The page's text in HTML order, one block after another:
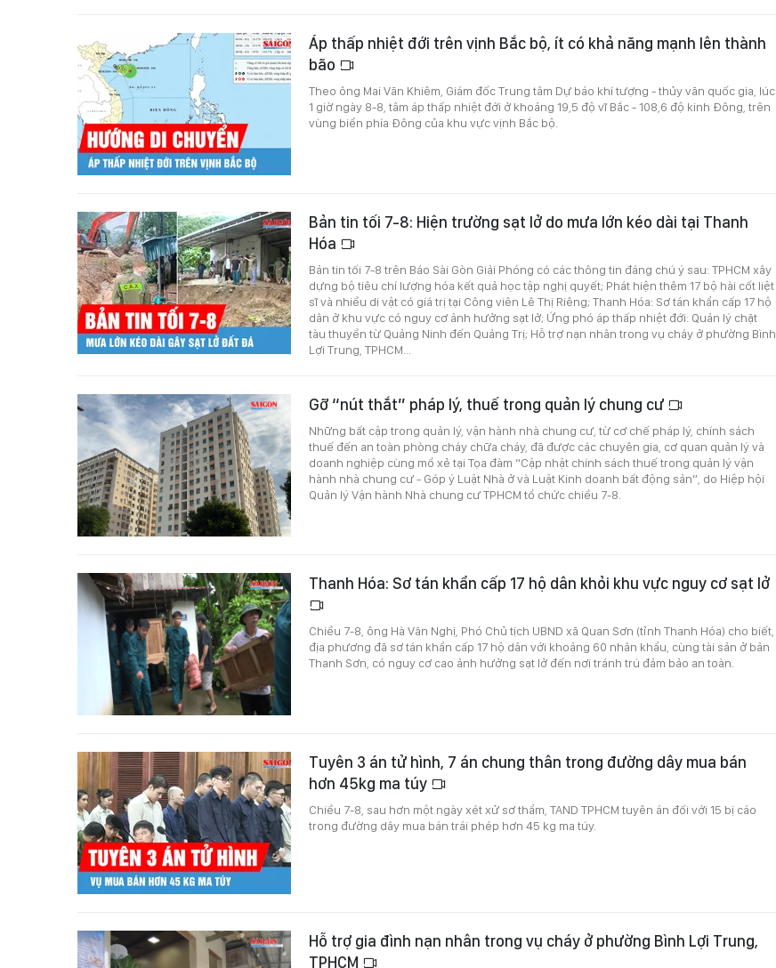
Áp thấp nhiệt đới trên vịnh Bắc bộ, ít có khả năng mạnh lên thành
bão
Theo ông Mai Văn Khiêm, Giám đốc Trung tâm Dự báo khí tượng - thủy văn quốc gia, lúc
1 giờ ngày 8-8, tâm áp thấp nhiệt đới ở khoảng 19,5 độ vĩ Bắc - 108,6 độ kinh Đông, trên
vùng biển phía Đông của khu vực vịnh Bắc bộ.
Bản tin tối 7-8: Hiện trường sạt lở do mưa lớn kéo dài tại Thanh
Hóa
Bản tin tối 7-8 trên Báo Sài Gòn Giải Phóng có các thông tin đáng chú ý sau: TPHCM xây
dựng bộ tiêu chí lượng hóa kết quả học tập nghị quyết; Phát hiện thêm 17 bộ hài cốt liệt
sĩ và nhiều di vật có giá trị tại Công viên Lê Thị Riêng; Thanh Hóa: Sơ tán khẩn cấp 17 hộ
dân ở khu vực có nguy cơ ảnh hưởng sạt lở; Ứng phó áp thấp nhiệt đới: Quản lý chặt
tàu thuyền từ Quảng Ninh đến Quảng Trị; Hỗ trợ nạn nhân trong vụ cháy ở phường Bình
Lợi Trung, TPHCM...
Gỡ “nút thắt” pháp lý, thuế trong quản lý chung cư
Những bất cập trong quản lý, vận hành nhà chung cư, từ cơ chế pháp lý, chính sách
thuế đến an toàn phòng cháy chữa cháy, đã được các chuyên gia, cơ quan quản lý và
doanh nghiệp cùng mổ xẻ tại Tọa đàm “Cập nhật chính sách thuế trong quản lý vận
hành nhà chung cư - Góp ý Luật Nhà ở và Luật Kinh doanh bất động sản”, do Hiệp hội
Quản lý Vận hành Nhà chung cư TPHCM tổ chức chiều 7-8.
Thanh Hóa: Sơ tán khẩn cấp 17 hộ dân khỏi khu vực nguy cơ sạt lở
Chiều 7-8, ông Hà Văn Nghị, Phó Chủ tịch UBND xã Quan Sơn (tỉnh Thanh Hóa) cho biết,
địa phương đã sơ tán khẩn cấp 17 hộ dân với khoảng 60 nhân khẩu, cùng tài sản ở bản
Thanh Sơn, có nguy cơ cao ảnh hưởng sạt lở đến nơi tránh trú đảm bảo an toàn.
Tuyên 3 án tử hình, 7 án chung thân trong đường dây mua bán
hơn 45kg ma túy
Chiều 7-8, sau hơn một ngày xét xử sơ thẩm, TAND TPHCM tuyên án đối với 15 bị cáo
trong đường dây mua bán trái phép hơn 45 kg ma túy.
Hỗ trợ gia đình nạn nhân trong vụ cháy ở phường Bình Lợi Trung,
TPHCM